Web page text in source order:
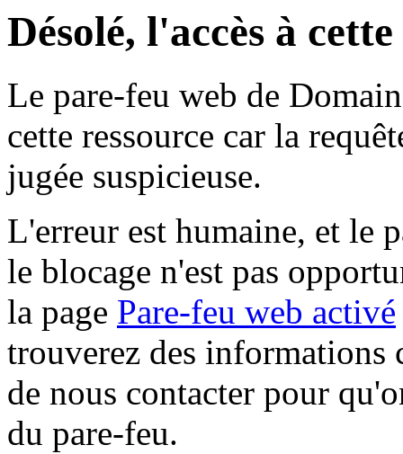
Désolé, l'accès à
Le pare-feu web de
cette ressource car la
jugée suspicieuse.
L'erreur est humaine, et le
le blocage n'est pas
la page Pare-feu web activé
trouverez des informations
de nous contacter pour
du pare-feu.